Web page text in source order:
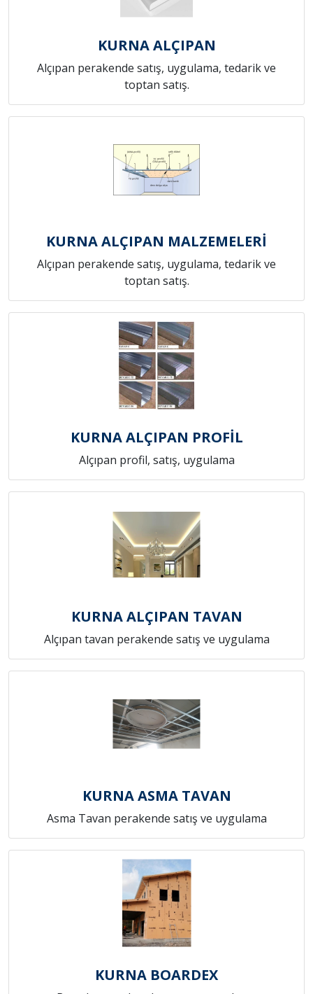
KURNA ALÇIPAN
Alçıpan perakende satış, uygulama, tedarik ve
toptan satış.
KURNA ALÇIPAN MALZEMELERİ
Alçıpan perakende satış, uygulama, tedarik ve
toptan satış.
KURNA ALÇIPAN PROFİL
Alçıpan profil, satış, uygulama
KURNA ALÇIPAN TAVAN
Alçıpan tavan perakende satış ve uygulama
KURNA ASMA TAVAN
Asma Tavan perakende satış ve uygulama
KURNA BOARDEX